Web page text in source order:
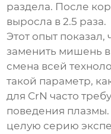
раздела. После
выросла в 2.5 раза.
Этот опыт показал,
заменить мишень в
смена всей
такой параметр,
для CrN часто
поведения
целую серию